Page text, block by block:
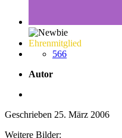
Ehrenmitglied
566
Autor
Geschrieben 25. März 2006
Weitere Bilder: